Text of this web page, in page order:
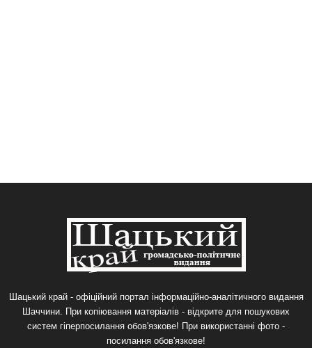
Шацький край - офіційний портал інформаційно-аналітичного видання
Шаччини. При копіювання матеріалів - відкрите для пошукових
систем гіперпосилання обов'язкове! При використанні фото -
посилання обов'язкове!